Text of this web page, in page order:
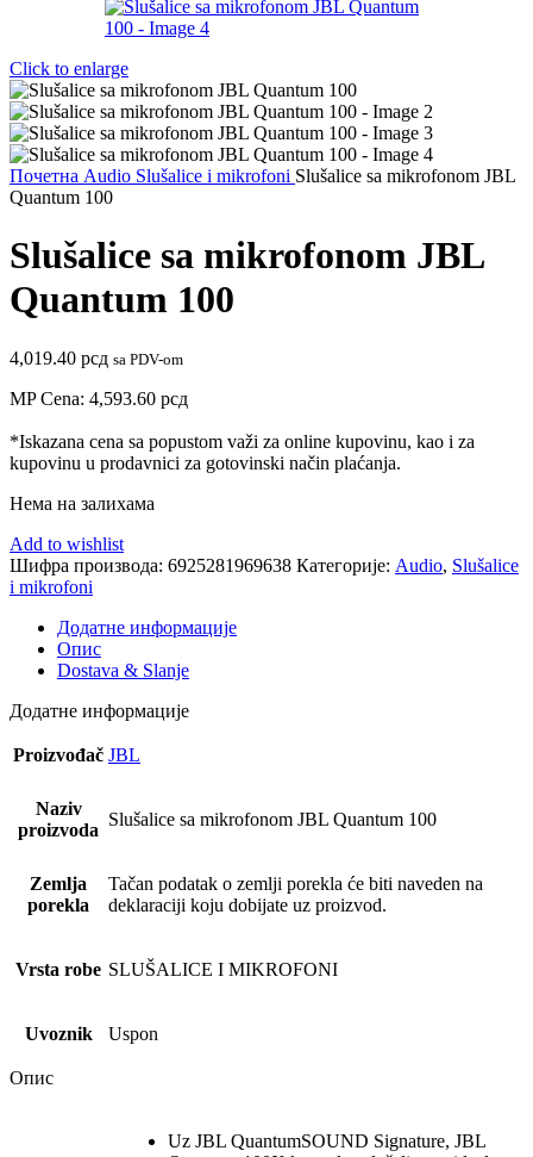
Click to enlarge
Почетна Audio Slušalice i mikrofoni Slušalice sa mikrofonom JBL
Quantum 100
Slušalice sa mikrofonom JBL
Quantum 100
4,019.40 рсд sa PDV-om
MP Cena: 4,593.60 рсд
*Iskazana cena sa popustom važi za online kupovinu, kao i za
kupovinu u prodavnici za gotovinski način plaćanja.
Нема на залихама
Add to wishlist
Шифра производа: 6925281969638 Категорије: Audio, Slušalice
i mikrofoni
Додатне информације
Опис
Dostava & Slanje
Додатне информације
Proizvođač JBL
Naziv
proizvoda
Slušalice sa mikrofonom JBL Quantum 100
Zemlja
porekla
Tačan podatak o zemlji porekla će biti naveden na
deklaraciji koju dobijate uz proizvod.
Vrsta robe SLUŠALICE I MIKROFONI
Uvoznik Uspon
Опис
Uz JBL QuantumSOUND Signature, JBL